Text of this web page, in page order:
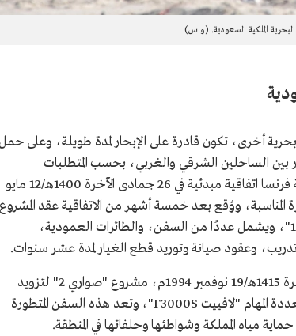
الملكية السعودية. (واس)
أخرى، تكون قادرة على الإبحار لمدة طويلة، وعلى
بين الساحلين الشرقي والغربي، بحسب المتطلبات
الدفاعية، ولتنويع مصادر التسليح، وقعت المملكة مع دولة فرنسا اتفاقية مبدئية في 26 جمادى الآخرة 1400هـ/12 مايو
المناسبة، ووُقع بعد خمسة أشهر من الاتفاقية عقد المشروع
في الجبيل، بقيمة 12 مليار ريال، وسُمي "مشروع الصواري 1"، ويشمل عددًا من السفن، والطائرات العمودية،
وعقود صيانة وتوريد قطع الغيار لمدة عشر سنوات.
كما وقعت المملكة مع الحكومة الفرنسية في 16 جمادى الآخرة 1415هـ/19 نوفمبر 1994م، مشروع "صواري 2" لتزويد
المملكة بالوحدات البحرية الحديثة، من ضمنها السفينة متعددة المهام "لافييت F3000S"، وتعد هذه السفن المتطورة
مياه المملكة وشواطئها وحلفائها في المنطقة.